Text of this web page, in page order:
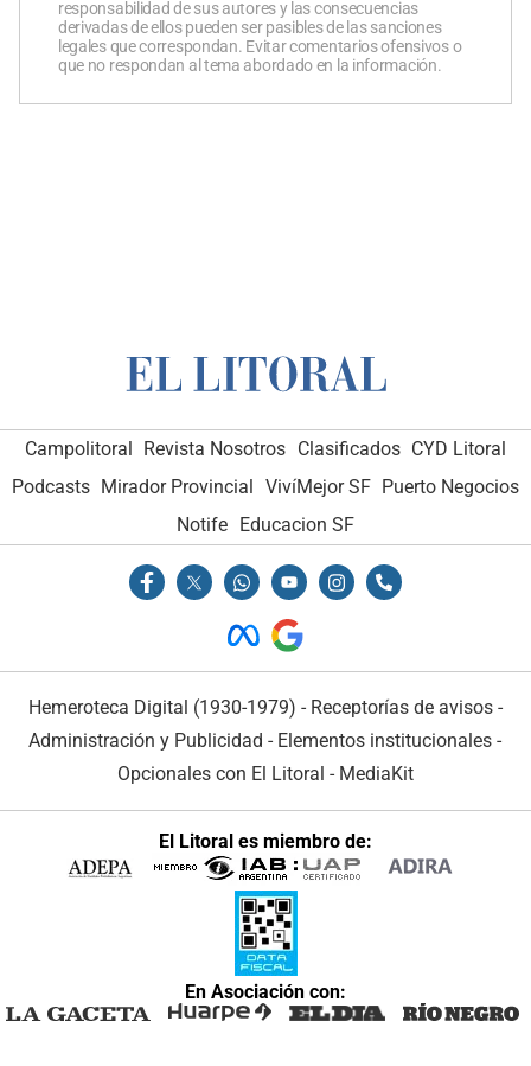
responsabilidad de sus autores y las consecuencias
derivadas de ellos pueden ser pasibles de las sanciones
legales que correspondan. Evitar comentarios ofensivos o
que no respondan al tema abordado en la información.
Campolitoral Revista Nosotros Clasificados CYD Litoral
Podcasts Mirador Provincial VivíMejor SF Puerto Negocios
Notife Educacion SF
Hemeroteca Digital (1930-1979) - Receptorías de avisos -
Administración y Publicidad - Elementos institucionales -
Opcionales con El Litoral - MediaKit
El Litoral es miembro de:
En Asociación con: